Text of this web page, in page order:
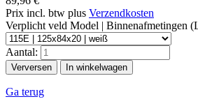
Prix incl. btw plus Verzendkosten
Verplicht veld Model | Binnenafmetingen
Aantal:
Ga terug